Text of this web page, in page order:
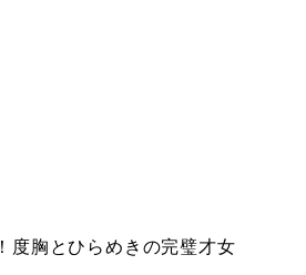
！度胸とひらめきの完璧才女